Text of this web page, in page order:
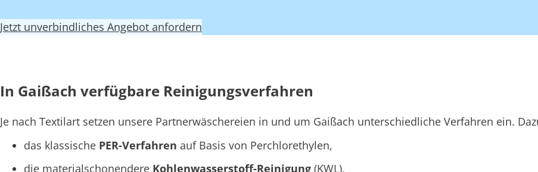
Jetzt unverbindliches Angebot anfordern
In Gaißach verfügbare Reinigungsverfahren
Je nach Textilart setzen unsere Partnerwäschereien in und um Gaißach unterschiedliche Verfahren ein.
das klassische PER-Verfahren auf Basis von Perchlorethylen,
die materialschonendere Kohlenwasserstoff-Reinigung (KWL),